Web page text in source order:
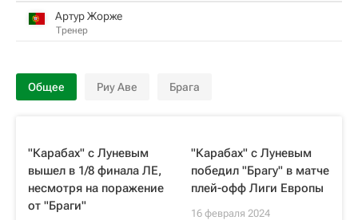
Артур Жорже
Тренер
Общее Риу Аве Брага
"Карабах" с Луневым
вышел в 1/8 финала ЛЕ,
несмотря на поражение
от "Браги"
"Карабах" с Луневым
победил "Брагу" в матче
плей-офф Лиги Европы
16 февраля 2024